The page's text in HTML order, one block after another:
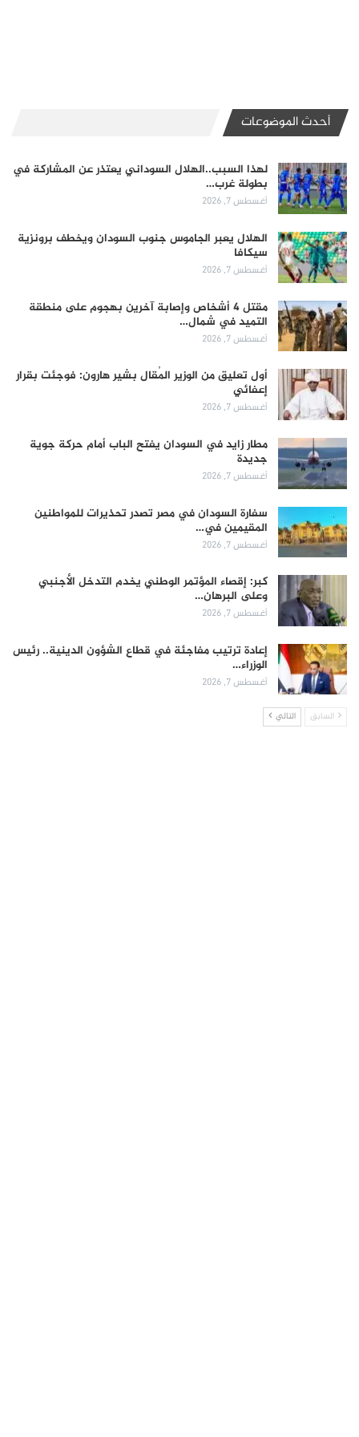
أحدث الموضوعات
لهذا السبب..الهلال السوداني يعتذر عن المشاركة في
بطولة غرب…
أغسطس 7, 2026
الهلال يعبر الجاموس جنوب السودان ويخطف برونزية
سيكافا
أغسطس 7, 2026
مقتل 4 أشخاص وإصابة آخرين بهجوم على منطقة
التميد في شمال…
أغسطس 7, 2026
أول تعليق من الوزير المُقال بشير هارون: فوجئت بقرار
إعفائي
أغسطس 7, 2026
مطار زايد في السودان يفتح الباب أمام حركة جوية
جديدة
أغسطس 7, 2026
سفارة السودان في مصر تصدر تحذيرات للمواطنين
المقيمين في…
أغسطس 7, 2026
كبر: إقصاء المؤتمر الوطني يخدم التدخل الأجنبي
وعلى البرهان…
أغسطس 7, 2026
إعادة ترتيب مفاجئة في قطاع الشؤون الدينية.. رئيس
الوزراء…
أغسطس 7, 2026
السابق التالي